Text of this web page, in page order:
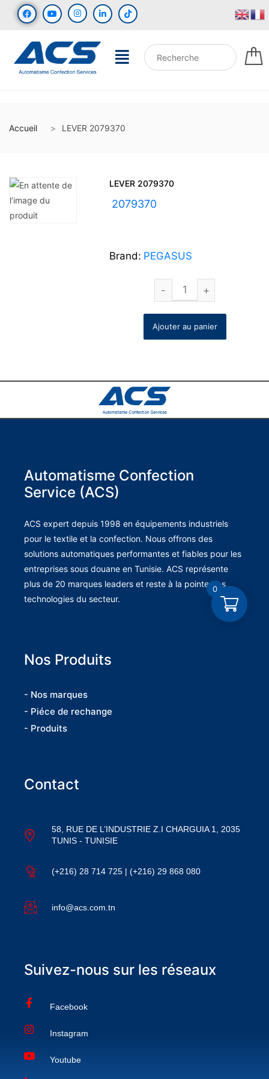
Accueil LEVER 2079370
LEVER 2079370
2079370
Brand: PEGASUS
Ajouter au panier
Automatisme Confection
Service (ACS)
ACS expert depuis 1998 en équipements industriels
pour le textile et la confection. Nous offrons des
solutions automatiques performantes et fiables pour les
entreprises sous douane en Tunisie. ACS représente
plus de 20 marques leaders et reste à la pointe des
technologies du secteur.
Nos Produits
- Nos marques
- Piéce de rechange
- Produits
Contact
58, RUE DE L’INDUSTRIE Z.I CHARGUIA 1, 2035
TUNIS - TUNISIE
(+216) 28 714 725 | (+216) 29 868 080
info@acs.com.tn
Suivez-nous sur les réseaux
Facebook
Instagram
Youtube
0